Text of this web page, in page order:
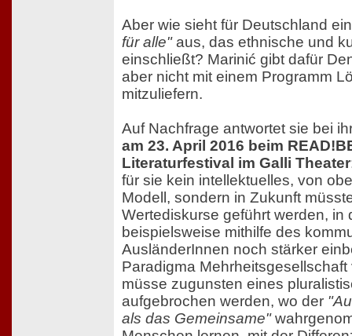
Aber wie sieht für Deutschland
für alle"aus, das ethnische und
einschließt? Marinić gibt dafür
aber nicht mit einem Programm
mitzuliefern.
Auf Nachfrage antwortet sie bei
am 23. April 2016 beim
Literaturfestival im Galli Theater
für sie kein intellektuelles, von
Modell, sondern in Zukunft
Wertediskurse geführt werden, in
beispielsweise mithilfe des
AusländerInnen noch stärker
Paradigma
müsse zugunsten eines
aufgebrochen werden, wo der
als das Gemeinsame"